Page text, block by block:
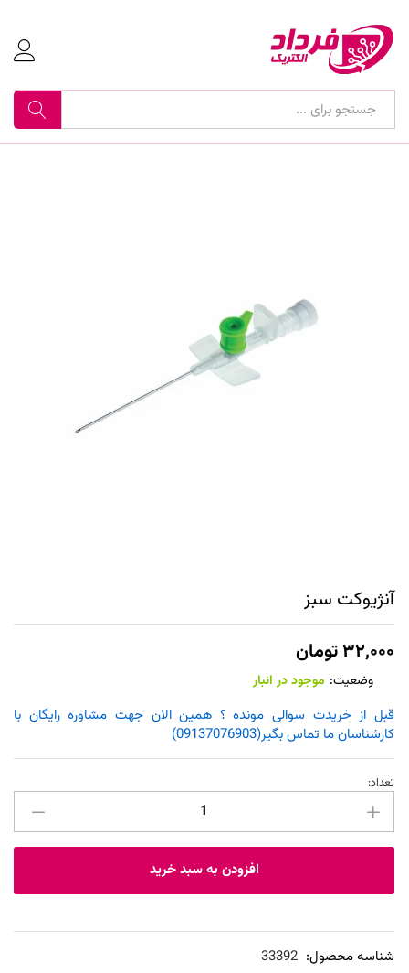
جستجو
آنژیوکت سبز
۳۲,۰۰۰تومان
وضعیت: موجود در انبار
قبل از خریدت سوالی مونده ؟ همین الان جهت مشاوره رایگان با
کارشناسان ما تماس بگیر(09137076903)
آنژیوکت
سبز
عدد
تعداد:
افزودن به سبد خرید
شناسه محصول: 33392